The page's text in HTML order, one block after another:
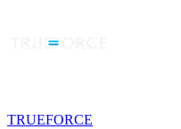
TRUEFORCE